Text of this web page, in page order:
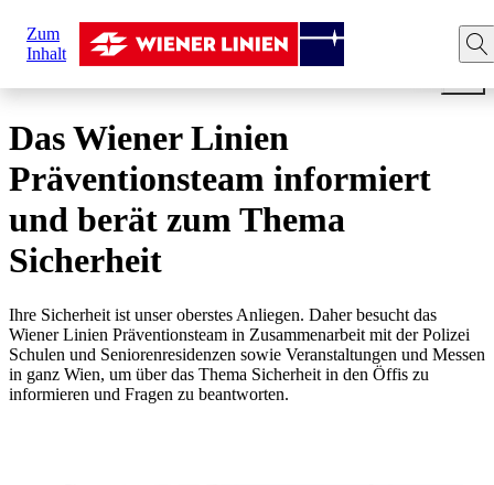
Zum
Inhalt
sind
hier:
Startseite Ihre Fahrt Sicherheit in den Öffis
Das Wiener Linien
Präventionsteam informiert
und berät zum Thema
Sicherheit
Ihre Sicherheit ist unser oberstes Anliegen. Daher besucht das
Wiener Linien Präventionsteam in Zusammenarbeit mit der Polizei
Schulen und Seniorenresidenzen sowie Veranstaltungen und Messen
in ganz Wien, um über das Thema Sicherheit in den Öffis zu
informieren und Fragen zu beantworten.